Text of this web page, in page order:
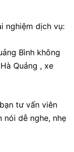
nghiệm dịch vụ:
Bình không
Quảng , xe
tư vấn viên
nói dễ nghe, nhẹ